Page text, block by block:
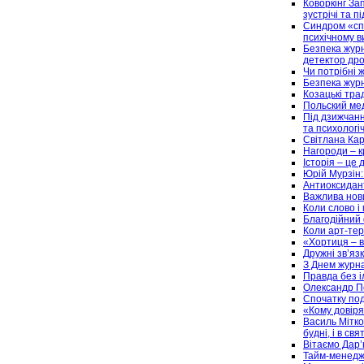
Коворкінг
зустрічі та
Синдром
психічному
Безпека
детектор
Чи потрібні
Безпека
Козацькі
Польский
Під
та
Світлана
Нагороди –
Історія – це
Юрій
Важлива
Коли слово
Коли арт-
«Хортиця –
Дружні
З Днем
Правда без
Олександр
Спочатку
«Кому
Василь
будні, і в
Вітаємо
Тайм-